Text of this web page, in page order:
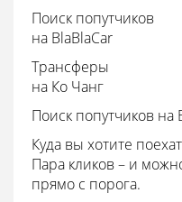
Поиск попутчиков
на BlaBlaCar
Трансферы
на Ко Чанг
Поиск попутчиков на
Куда вы хотите
Пара кликов – и
прямо с порога.